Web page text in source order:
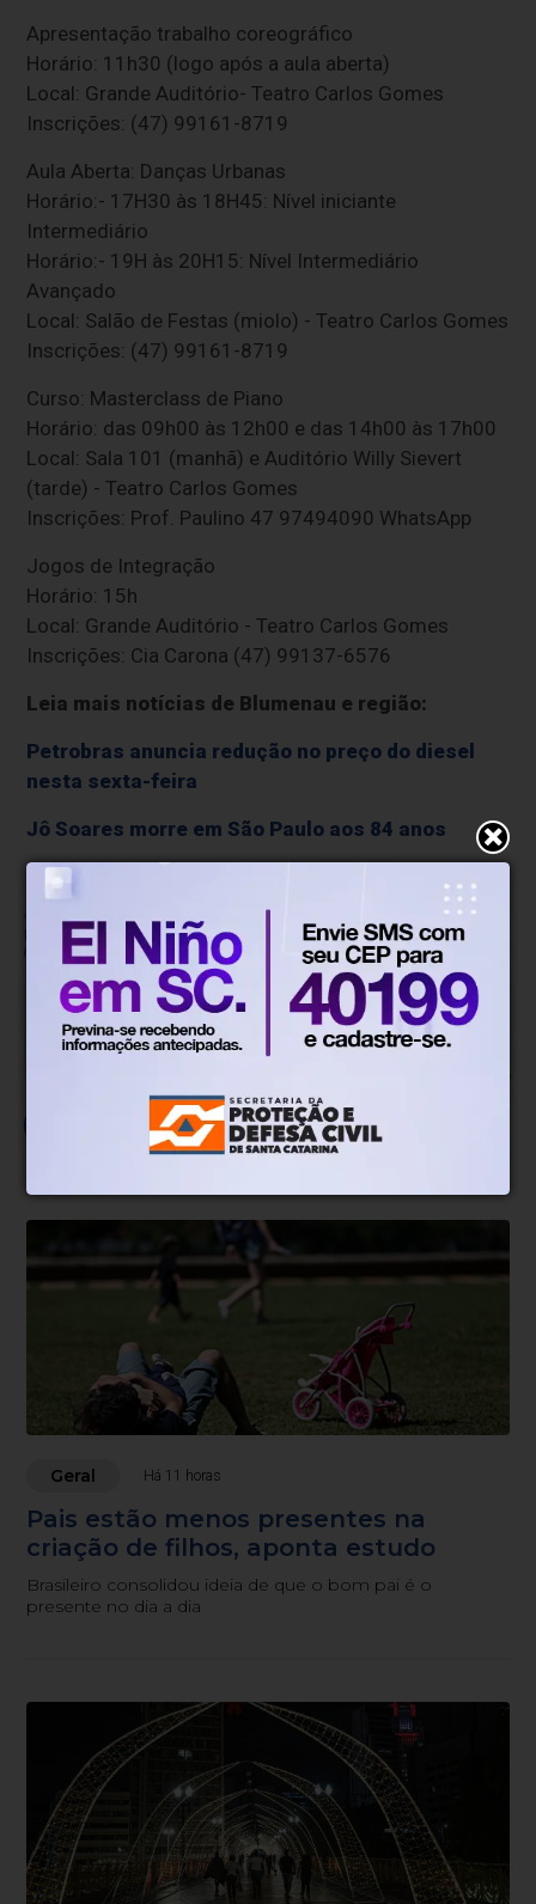
Apresentação trabalho coreográfico
Horário: 11h30 (logo após a aula aberta)
Local: Grande Auditório- Teatro Carlos Gomes
Inscrições: (47) 99161-8719
Aula Aberta: Danças Urbanas
Horário:- 17H30 às 18H45: Nível iniciante
Intermediário
Horário:- 19H às 20H15: Nível Intermediário
Avançado
Local: Salão de Festas (miolo) - Teatro Carlos Gomes
Inscrições: (47) 99161-8719
Curso: Masterclass de Piano
Horário: das 09h00 às 12h00 e das 14h00 às 17h00
Local: Sala 101 (manhã) e Auditório Willy Sievert
(tarde) - Teatro Carlos Gomes
Inscrições: Prof. Paulino 47 97494090 WhatsApp
Jogos de Integração
Horário: 15h
Local: Grande Auditório - Teatro Carlos Gomes
Inscrições: Cia Carona (47) 99137-6576
Leia mais notícias de Blumenau e região:
Petrobras anuncia redução no preço do diesel
nesta sexta-feira
Jô Soares morre em São Paulo aos 84 anos
* O conteúdo de cada comentário é de responsabilidade de quem realizá-lo.
Nos reservamos ao direito de reprovar ou eliminar comentários em desacordo
com o propósito do site ou que contenham palavras ofensivas.
Geral Há 11 horas
Pais estão menos presentes na
criação de filhos, aponta estudo
Brasileiro consolidou ideia de que o bom pai é o
presente no dia a dia